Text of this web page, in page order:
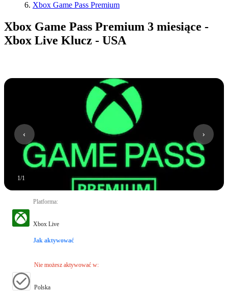
Xbox Game Pass Premium
Xbox Game Pass Premium 3 miesiące -
Xbox Live Klucz - USA
1/1
Platforma:
Xbox Live
Jak aktywować
Nie możesz aktywować w:
Polska